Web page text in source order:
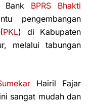
Bank BPRS Bhakti
pengembangan
PKL) di Kabupaten
melalui tabungan
Hairil Fajar
sangat mudah dan